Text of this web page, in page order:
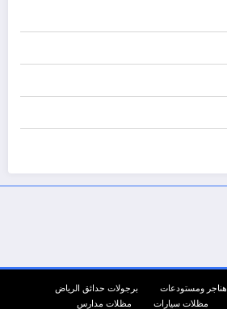
هناجر ومستودعات
برجولات حدائق الرياض
مظلات سيارات مظلات مدارس